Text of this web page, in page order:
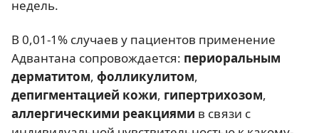
недель.
В 0,01-1% случаев у пациентов применение
Адвантана сопровождается: периоральным
дерматитом, фолликулитом,
депигментацией кожи, гипертрихозом,
аллергическими реакциями в связи с